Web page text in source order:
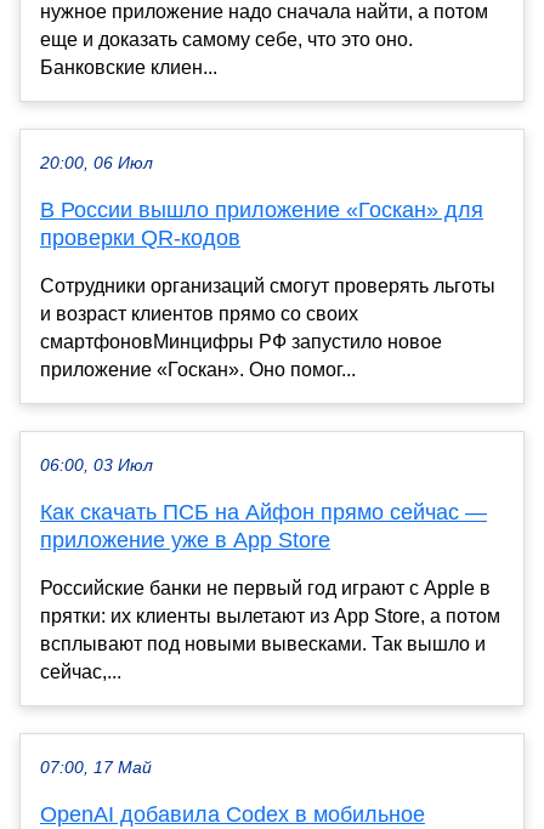
нужное приложение надо сначала найти, а потом
еще и доказать самому себе, что это оно.
Банковские клиен...
20:00, 06 Июл
В России вышло приложение «Госкан» для
проверки QR-кодов
Сотрудники организаций смогут проверять льготы
и возраст клиентов прямо со своих
смартфоновМинцифры РФ запустило новое
приложение «Госкан». Оно помог...
06:00, 03 Июл
Как скачать ПСБ на Айфон прямо сейчас —
приложение уже в App Store
Российские банки не первый год играют с Apple в
прятки: их клиенты вылетают из App Store, а потом
всплывают под новыми вывесками. Так вышло и
сейчас,...
07:00, 17 Май
OpenAI добавила Codex в мобильное